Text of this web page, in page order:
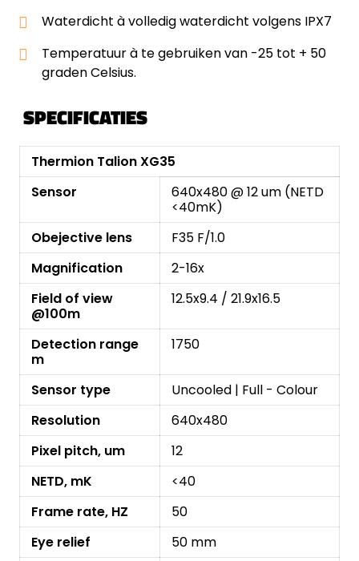
Waterdicht à volledig waterdicht volgens IPX7
Temperatuur à te gebruiken van -25 tot + 50
graden Celsius.
SPECIFICATIES
Thermion Talion XG35
Sensor
640x480 @ 12 um (NETD
<40mK)
Obejective lens
F35 F/1.0
Magnification
2-16x
Field of view
@100m
12.5x9.4 / 21.9x16.5
Detection range
m
1750
Sensor type
Uncooled | Full - Colour
Resolution
640x480
Pixel pitch, um
12
NETD, mK
<40
Frame rate, HZ
50
Eye relief
50 mm